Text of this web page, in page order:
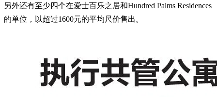
另外还有至少四个在爱士百乐之居和Hundred Palms Residences
的单位，以超过1600元的平均尺价售出。